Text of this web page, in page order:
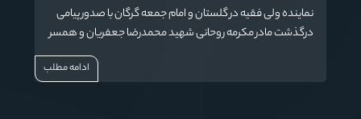
نماینده ولی فقیه در گلستان و امام جمعه گرگان با صدور پیامی
درگذشت مادر مکرمه روحانی شهید محمدرضا جعفریان و همسر
ادامه مطلب